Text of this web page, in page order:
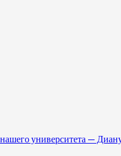
нашего университета —